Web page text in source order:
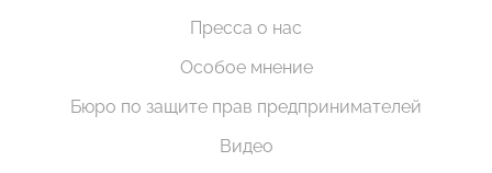
Пресса о нас
Особое мнение
Бюро по защите прав предпринимателей
Видео